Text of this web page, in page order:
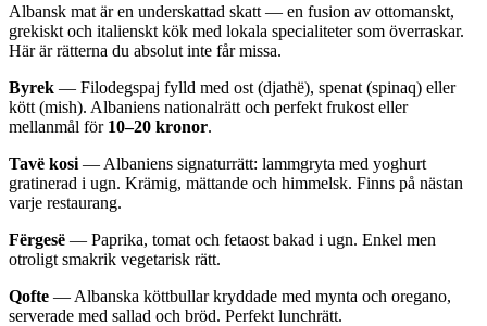
Albansk mat är en underskattad skatt — en fusion av ottomanskt,
grekiskt och italienskt kök med lokala specialiteter som överraskar.
Här är rätterna du absolut inte får missa.
Byrek — Filodegspaj fylld med ost (djathë), spenat (spinaq) eller
kött (mish). Albaniens nationalrätt och perfekt frukost eller
mellanmål för 10–20 kronor.
Tavë kosi — Albaniens signaturrätt: lammgryta med yoghurt
gratinerad i ugn. Krämig, mättande och himmelsk. Finns på nästan
varje restaurang.
Fërgesë — Paprika, tomat och fetaost bakad i ugn. Enkel men
otroligt smakrik vegetarisk rätt.
Qofte — Albanska köttbullar kryddade med mynta och oregano,
serverade med sallad och bröd. Perfekt lunchrätt.